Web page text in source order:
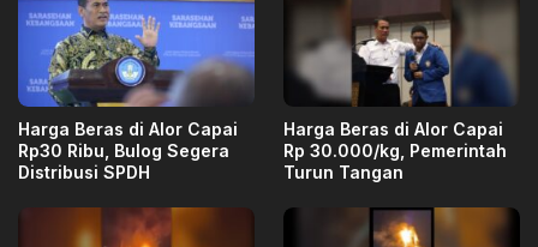
Harga Beras di Alor Capai
Rp30 Ribu, Bulog Segera
Distribusi SPDH
Harga Beras di Alor Capai
Rp 30.000/kg, Pemerintah
Turun Tangan